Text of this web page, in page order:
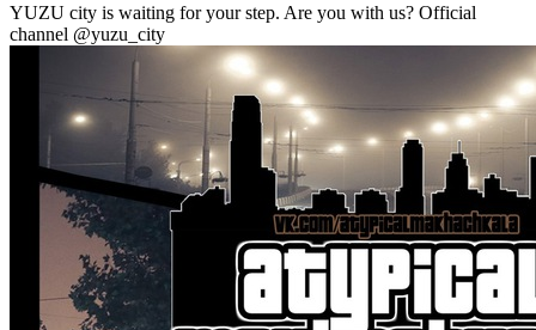
YUZU city is waiting for your step. Are you with us? Official
channel @yuzu_city